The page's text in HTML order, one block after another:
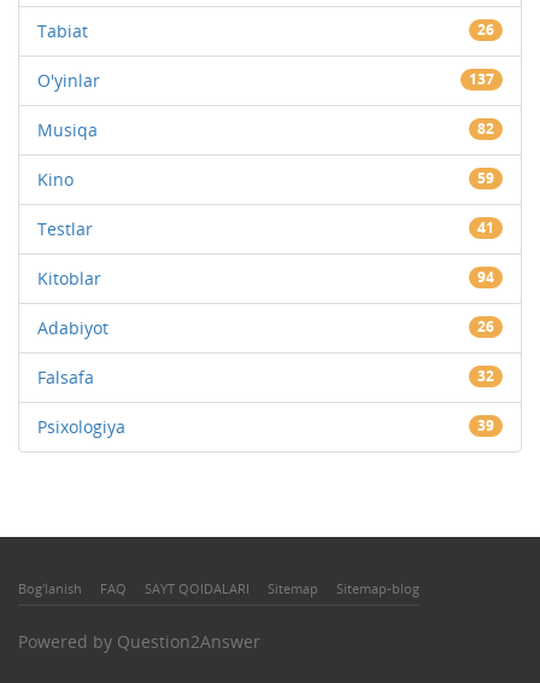
Tabiat 26
O'yinlar 137
Musiqa 82
Kino 59
Testlar 41
Kitoblar 94
Adabiyot 26
Falsafa 32
Psixologiya 39
Bog'lanish FAQ SAYT QOIDALARI Sitemap Sitemap-blog
Powered by Question2Answer